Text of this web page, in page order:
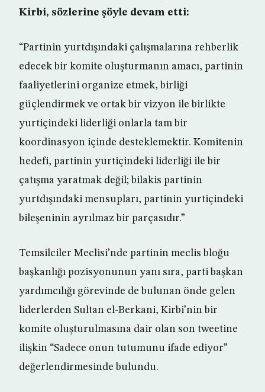
Kirbi, sözlerine şöyle devam etti:
“Partinin yurtdışındaki çalışmalarına rehberlik
edecek bir komite oluşturmanın amacı, partinin
faaliyetlerini organize etmek, birliği
güçlendirmek ve ortak bir vizyon ile birlikte
yurtiçindeki liderliği onlarla tam bir
koordinasyon içinde desteklemektir. Komitenin
hedefi, partinin yurtiçindeki liderliği ile bir
çatışma yaratmak değil; bilakis partinin
yurtdışındaki mensupları, partinin yurtiçindeki
bileşeninin ayrılmaz bir parçasıdır.”
Temsilciler Meclisi’nde partinin meclis bloğu
başkanlığı pozisyonunun yanı sıra, parti başkan
yardımcılığı görevinde de bulunan önde gelen
liderlerden Sultan el-Berkani, Kirbi’nin bir
komite oluşturulmasına dair olan son tweetine
ilişkin “Sadece onun tutumunu ifade ediyor”
değerlendirmesinde bulundu.